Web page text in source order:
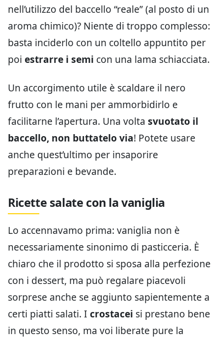
nell’utilizzo del baccello “reale” (al posto di un
aroma chimico)? Niente di troppo complesso:
basta inciderlo con un coltello appuntito per
poi estrarre i semi con una lama schiacciata.
Un accorgimento utile è scaldare il nero
frutto con le mani per ammorbidirlo e
facilitarne l’apertura. Una volta svuotato il
baccello, non buttatelo via! Potete usare
anche quest’ultimo per insaporire
preparazioni e bevande.
Ricette salate con la vaniglia
Lo accennavamo prima: vaniglia non è
necessariamente sinonimo di pasticceria. È
chiaro che il prodotto si sposa alla perfezione
con i dessert, ma può regalare piacevoli
sorprese anche se aggiunto sapientemente a
certi piatti salati. I crostacei si prestano bene
in questo senso, ma voi liberate pure la